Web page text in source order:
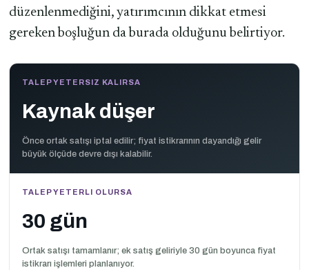
düzenlenmediğini, yatırımcının dikkat etmesi
gereken boşluğun da burada olduğunu belirtiyor.
TALEP YETERSIZ KALIRSA
Kaynak düşer
Önce ortak satışı iptal edilir; fiyat istikrarının dayandığı gelir
büyük ölçüde devre dışı kalabilir.
TALEP YETERLI OLURSA
30 gün
Ortak satışı tamamlanır; ek satış geliriyle 30 gün boyunca fiyat
istikrarı işlemleri planlanıyor.